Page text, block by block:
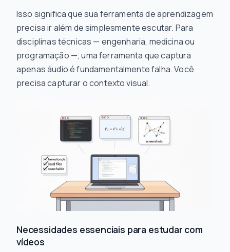
Isso significa que sua ferramenta de aprendizagem
precisa ir além de simplesmente escutar. Para
disciplinas técnicas — engenharia, medicina ou
programação —, uma ferramenta que captura
apenas áudio é fundamentalmente falha. Você
precisa capturar o contexto visual.
Necessidades essenciais para estudar com
vídeos